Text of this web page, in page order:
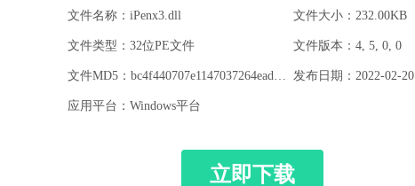
文件名称：iPenx3.dll 文件大小：232.00KB
文件类型：32位PE文件 文件版本：4, 5, 0, 0
发布日期：2022-02-20
应用平台：Windows平台
立即下载